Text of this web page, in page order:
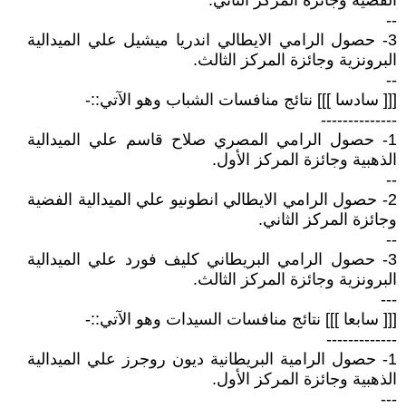
--
3- حصول الرامي الايطالي اندريا ميشيل علي الميدالية
البرونزية وجائزة المركز الثالث.
--
[[[ سادسا ]]] نتائج منافسات الشباب وهو الآتي::-
--------------
1- حصول الرامي المصري صلاح قاسم علي الميدالية
الذهبية وجائزة المركز الأول.
--
2- حصول الرامي الايطالي انطونيو علي الميدالية الفضية
وجائزة المركز الثاني.
--
3- حصول الرامي البريطاني كليف فورد علي الميدالية
البرونزية وجائزة المركز الثالث.
---
[[[ سابعا ]]] نتائج منافسات السيدات وهو الآتي::-
-------------
1- حصول الرامية البريطانية ديون روجرز علي الميدالية
الذهبية وجائزة المركز الأول.
---